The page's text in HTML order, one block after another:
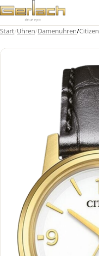
Zum
Inhalt
springen
Start/Uhren/Damenuhren/